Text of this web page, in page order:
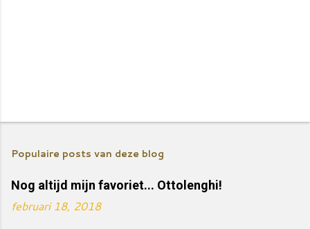
E
n
e
a
Populaire posts van deze blog
Nog altijd mijn favoriet... Ottolenghi!
februari 18, 2018